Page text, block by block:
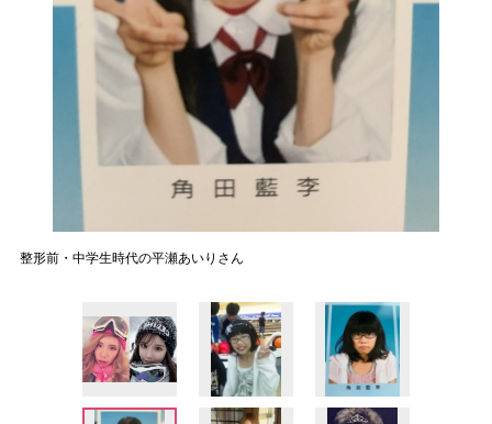
整形前・中学生時代の平瀬あいりさん